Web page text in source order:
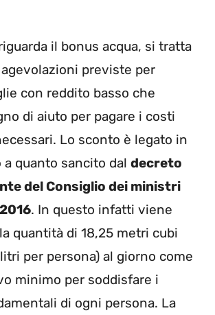
il bonus acqua, si tratta
previste per
con reddito basso che
di aiuto per pagare i costi
Lo sconto è legato in
a quanto sancito dal decreto
del Consiglio dei ministri
. In questo infatti viene
quantità di 18,25 metri cubi
litri per persona) al giorno come
minimo per soddisfare i
di ogni persona. La